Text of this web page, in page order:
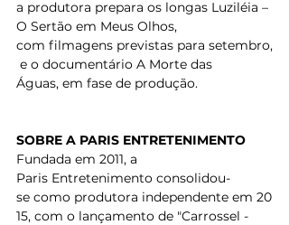
a produtora prepara os longas Luziléia –
O Sertão em Meus Olhos,
com filmagens previstas para setembro,
e o documentário A Morte das
Águas, em fase de produção.
SOBRE A PARIS ENTRETENIMENTO
Fundada em 2011, a
Paris Entretenimento consolidou-
se como produtora independente em 20
15, com o lançamento de "Carrossel -